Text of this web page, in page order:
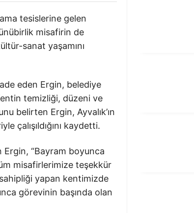
tesislerine gelen
misafirin de
sanat yaşamını
eden Ergin, belediye
temizliği, düzeni ve
belirten Ergin, Ayvalık’ın
çalışıldığını kaydetti.
Ergin, “Bayram boyunca
misafirlerimize teşekkür
yapan kentimizde
görevinin başında olan